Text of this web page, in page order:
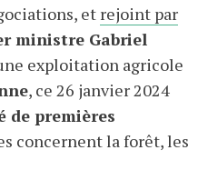
et rejoint par
ministre Gabriel
exploitation agricole
, ce 26 janvier 2024
de premières
concernent la forêt, les